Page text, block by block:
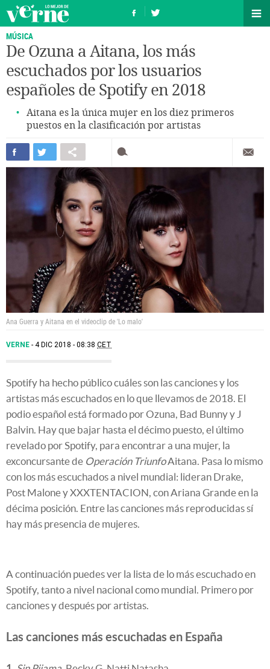
MÚSICA
De Ozuna a Aitana, los más
escuchados por los usuarios
españoles de Spotify en 2018
Aitana es la única mujer en los diez primeros
puestos en la clasificación por artistas
Ana Guerra y Aitana en el videoclip de 'Lo malo'
VERNE 4 DIC 2018 - 08:38 CET
Spotify ha hecho público cuáles son las canciones y los
artistas más escuchados en lo que llevamos de 2018. El
podio español está formado por Ozuna, Bad Bunny y J
Balvin. Hay que bajar hasta el décimo puesto, el último
revelado por Spotify, para encontrar a una mujer, la
exconcursante de Operación TriunfoAitana. Pasa lo mismo
con los más escuchados a nivel mundial: lideran Drake,
Post Malone y XXXTENTACION, con Ariana Grande en la
décima posición. Entre las canciones más reproducidas sí
hay más presencia de mujeres.
A continuación puedes ver la lista de lo más escuchado en
Spotify, tanto a nivel nacional como mundial. Primero por
canciones y después por artistas.
Las canciones más escuchadas en España